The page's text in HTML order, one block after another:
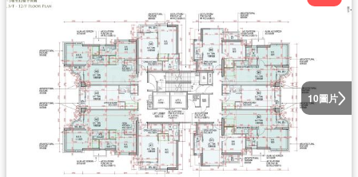
10圖片